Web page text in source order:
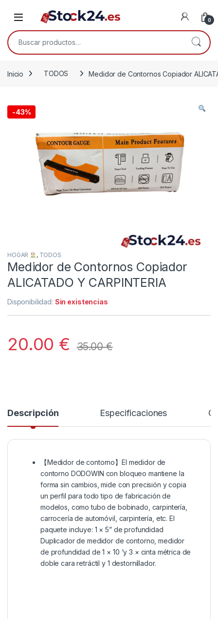
Open 0
Buscar por:
Inicio TODOS Medidor de Contornos Copiador
-43%
HOGAR , TODOS
Medidor de Contornos Copiador
ALICATADO Y CARPINTERIA
Disponibilidad: Sin existencias
20.00 € 35.00€
Descripción Especificaciones
【Medidor de contorno】El medidor de
contorno DODOWIN con bloqueo mantiene la
forma sin cambios, mide con precisión y copia
un perfil para todo tipo de fabricación de
modelos, como tubo de bobinado, carpintería,
carrocería de automóvil, carpintería, etc. El
paquete incluye: 1 × 5” de profundidad
Duplicador de medidor de contorno, medidor
de profundidad de 1 × 10 ‘y 3 × cinta métrica de
doble cara retráctil y 1 destornillador.